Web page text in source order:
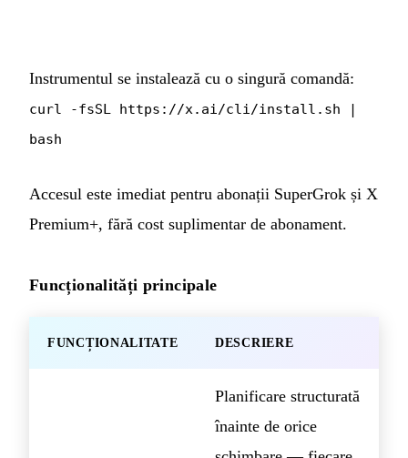
Instrumentul se instalează cu o singură comandă:
curl -fsSL https://x.ai/cli/install.sh |
bash
Accesul este imediat pentru abonații SuperGrok și X
Premium+, fără cost suplimentar de abonament.
Funcționalități principale
FUNCȚIONALITATE DESCRIERE
Planificare structurată
înainte de orice